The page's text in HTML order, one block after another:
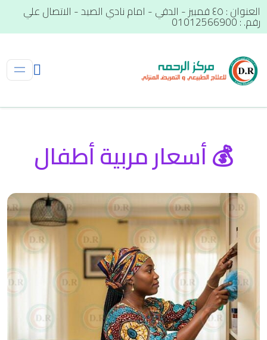
العنوان : ٤٥ قمبيز - الدقي - امام نادي الصيد - الاتصال علي
رقم. : 01012566900
💰 أسعار مربية أطفال